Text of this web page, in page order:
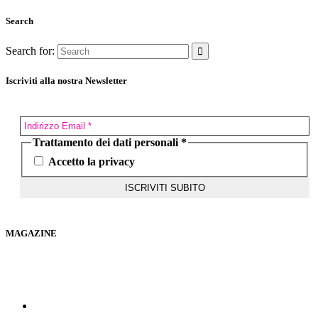
Search
Search for:
Iscriviti alla nostra Newsletter
Trattamento dei dati personali *
Accetto la privacy
MAGAZINE